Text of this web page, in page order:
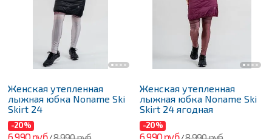
Женская утепленная
лыжная юбка Noname Ski
Skirt 24
-20%
6 990 руб
Женская утепленная
лыжная юбка Noname Ski
Skirt 24 ягодная
-20%
6 990 руб